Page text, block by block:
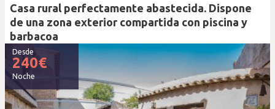
Casa rural perfectamente abastecida. Dispone
de una zona exterior compartida con piscina y
barbacoa
Desde
240€
Noche